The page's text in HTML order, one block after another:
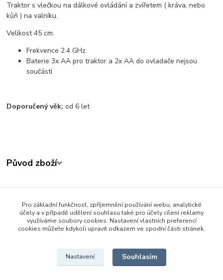
Traktor s vlečkou na dálkové ovládání a zvířetem ( kráva, nebo
kůň ) na valníku.
Velikost 45 cm.
Frekvence 2.4 GHz.
Baterie 3x AA pro traktor a 2x AA do ovladače nejsou
součástí
Doporučený věk:od 6 let
Původ zboží
Zboží zařazeno v kategoriích
Auta,lodě, letadla na ovládání
RC traktory, bagry ...
Pro základní funkčnost, zpříjemnění používání webu, analytické
účely a v případě udělení souhlasu také pro účely cílení reklamy
využíváme soubory cookies. Nastavení vlastních preferencí
cookies můžete kdykoli upravit odkazem ve spodní části stránek.
Nastavení Souhlasím